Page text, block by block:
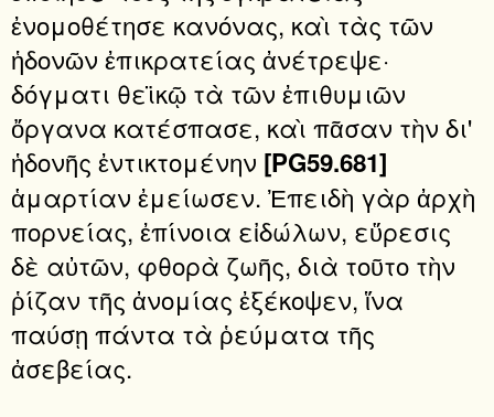
ἐνομοθέτησε κανόνας, καὶ τὰς τῶν
ἡδονῶν ἐπικρατείας ἀνέτρεψε·
δόγματι θεϊκῷ τὰ τῶν ἐπιθυμιῶν
ὄργανα κατέσπασε, καὶ πᾶσαν τὴν δι'
ἡδονῆς ἐντικτομένην [PG59.681]
ἁμαρτίαν ἐμείωσεν. Ἐπειδὴ γὰρ ἀρχὴ
πορνείας, ἐπίνοια εἰδώλων, εὕρεσις
δὲ αὐτῶν, φθορὰ ζωῆς, διὰ τοῦτο τὴν
ῥίζαν τῆς ἀνομίας ἐξέκοψεν, ἵνα
παύσῃ πάντα τὰ ῥεύματα τῆς
ἀσεβείας.